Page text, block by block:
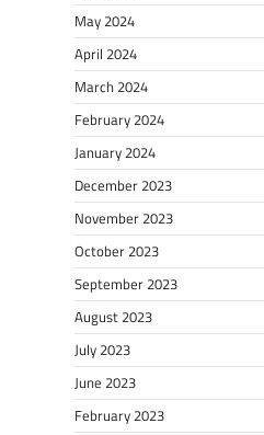
May 2024
April 2024
March 2024
February 2024
January 2024
December 2023
November 2023
October 2023
September 2023
August 2023
July 2023
June 2023
February 2023